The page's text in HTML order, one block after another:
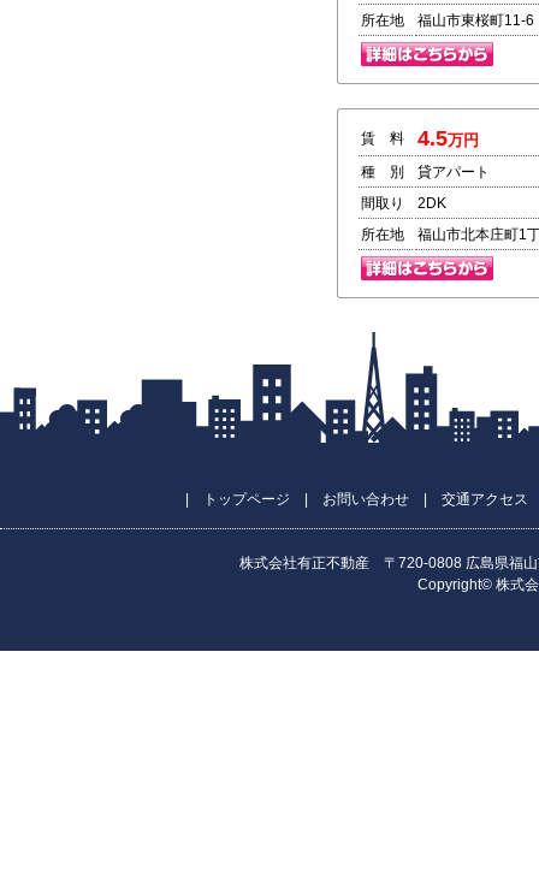
所在地
福山市東桜町11-6
賃 料 4.5万円
種 別
貸アパート
間取り
2DK
所在地
福山市北本庄町1
トップページ お問い合わせ 交通アクセス
株式会社有正不動産 〒720-0808 広島県福
Copyright© 株式